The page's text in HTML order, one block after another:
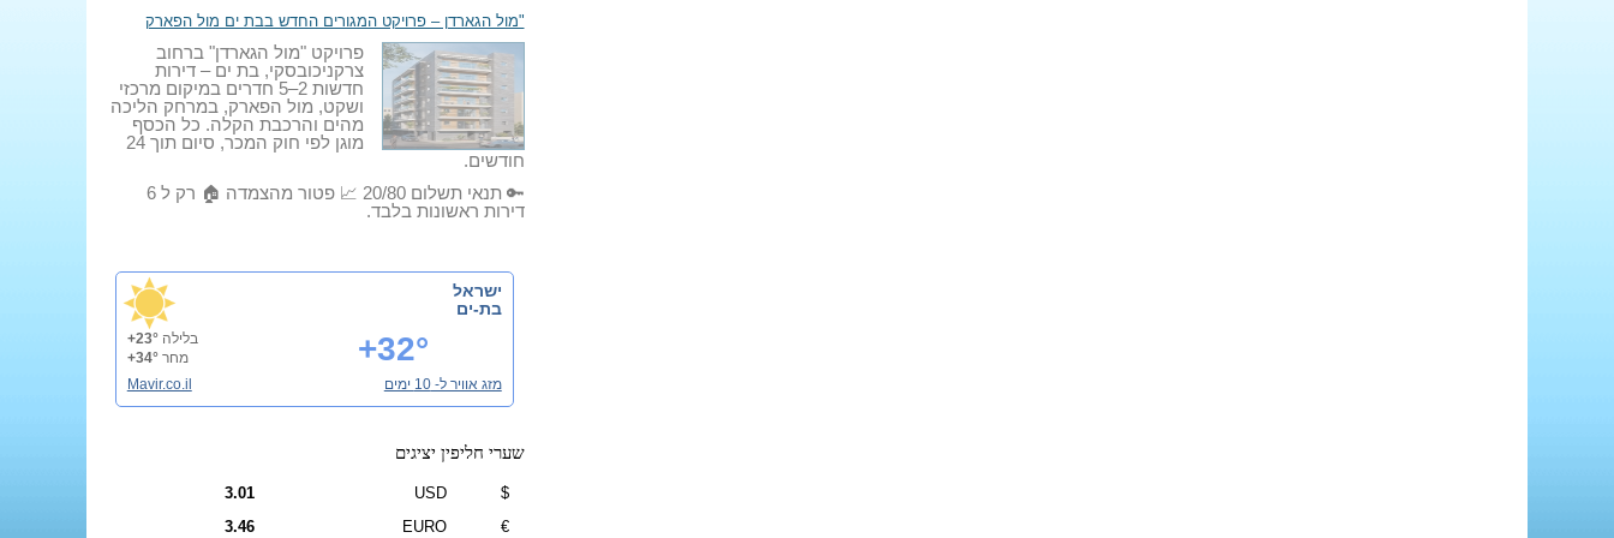
"מול הגארדן – פרויקט המגורים החדש בבת ים מול הפארק
פרויקט "מול הגארדן" ברחוב
צרקניכובסקי, בת ים – דירות
חדשות 2–5 חדרים במיקום מרכזי
ושקט, מול הפארק, במרחק הליכה
מהים והרכבת הקלה. כל הכסף
מוגן לפי חוק המכר, סיום תוך 24
חודשים.
🔑 תנאי תשלום 20/80 📈 פטור מהצמדה 🏠 רק ל 6
דירות ראשונות בלבד.
ישראל
בת-ים
+32° בלילה+23°
מחר+34°
מזג אוויר ל- 10 ימים
Mavir.co.il
שערי חליפין יציגים
$
USD
3.01
€
EURO
3.46